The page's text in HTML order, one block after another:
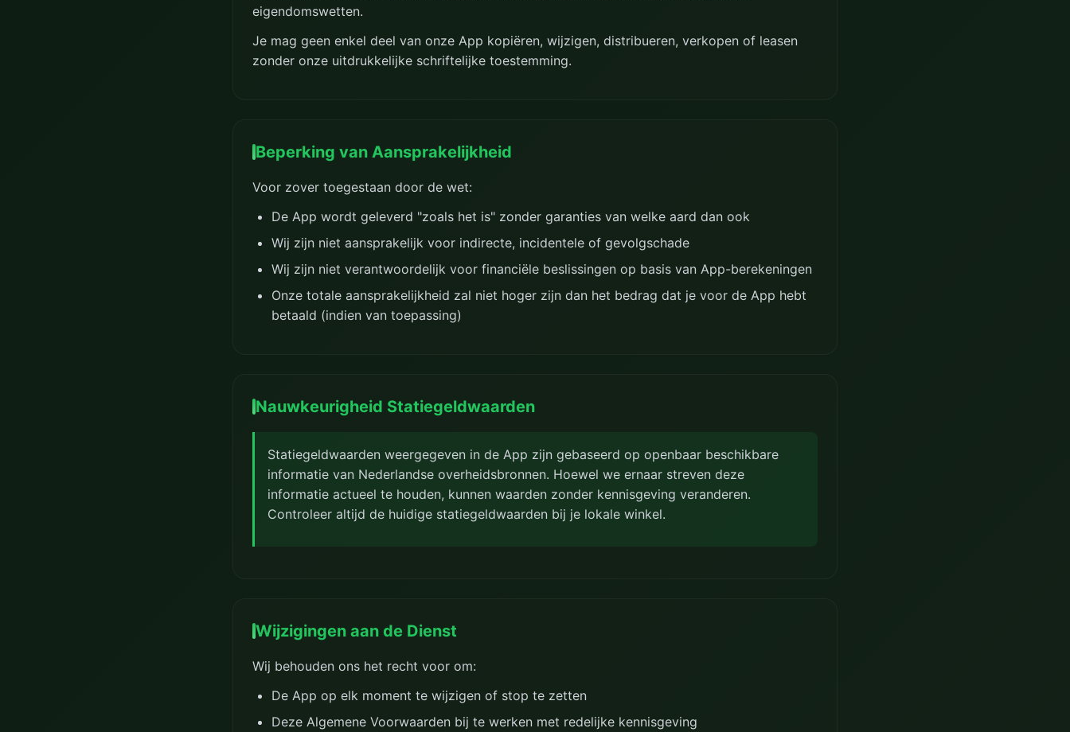
eigendomswetten.
Je mag geen enkel deel van onze App kopiëren, wijzigen, distribueren, verkopen of leasen
zonder onze uitdrukkelijke schriftelijke toestemming.
Beperking van Aansprakelijkheid
Voor zover toegestaan door de wet:
De App wordt geleverd "zoals het is" zonder garanties van welke aard dan ook
Wij zijn niet aansprakelijk voor indirecte, incidentele of gevolgschade
Wij zijn niet verantwoordelijk voor financiële beslissingen op basis van App-berekeningen
Onze totale aansprakelijkheid zal niet hoger zijn dan het bedrag dat je voor de App hebt
betaald (indien van toepassing)
Nauwkeurigheid Statiegeldwaarden
Statiegeldwaarden weergegeven in de App zijn gebaseerd op openbaar beschikbare
informatie van Nederlandse overheidsbronnen. Hoewel we ernaar streven deze
informatie actueel te houden, kunnen waarden zonder kennisgeving veranderen.
Controleer altijd de huidige statiegeldwaarden bij je lokale winkel.
Wijzigingen aan de Dienst
Wij behouden ons het recht voor om:
De App op elk moment te wijzigen of stop te zetten
Deze Algemene Voorwaarden bij te werken met redelijke kennisgeving